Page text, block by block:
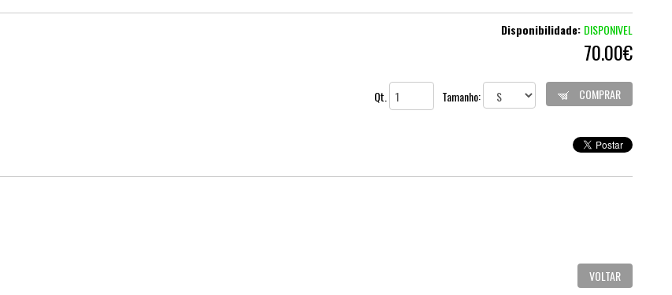
Disponibilidade: DISPONIVEL
70.00€
Qt. Tamanho: COMPRAR
VOLTAR